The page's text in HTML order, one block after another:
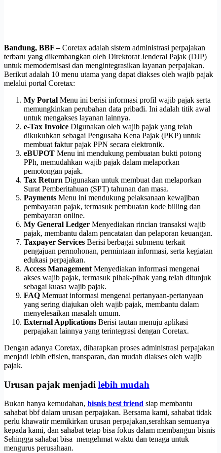
Bandung, BBF –Coretax adalah sistem administrasi perpajakan
terbaru yang dikembangkan oleh Direktorat Jenderal Pajak (DJP)
untuk memodernisasi dan mengintegrasikan layanan perpajakan.
Berikut adalah 10 menu utama yang dapat diakses oleh wajib pajak
melalui portal Coretax:
My Portal Menu ini berisi informasi profil wajib pajak serta
memungkinkan perubahan data pribadi. Ini adalah titik awal
untuk mengakses layanan lainnya.
e-Tax Invoice Digunakan oleh wajib pajak yang telah
dikukuhkan sebagai Pengusaha Kena Pajak (PKP) untuk
membuat faktur pajak PPN secara elektronik.
eBUPOT Menu ini mendukung pembuatan bukti potong
PPh, memudahkan wajib pajak dalam melaporkan
pemotongan pajak.
Tax Return Digunakan untuk membuat dan melaporkan
Surat Pemberitahuan (SPT) tahunan dan masa.
Payments Menu ini mendukung pelaksanaan kewajiban
pembayaran pajak, termasuk pembuatan kode billing dan
pembayaran online.
My General Ledger Menyediakan rincian transaksi wajib
pajak, membantu dalam pencatatan dan pelaporan keuangan.
Taxpayer Services Berisi berbagai submenu terkait
pengajuan permohonan, permintaan informasi, serta kegiatan
edukasi perpajakan.
Access Management Menyediakan informasi mengenai
akses wajib pajak, termasuk pihak-pihak yang telah ditunjuk
sebagai kuasa wajib pajak.
FAQ Memuat informasi mengenai pertanyaan-pertanyaan
yang sering diajukan oleh wajib pajak, membantu dalam
menyelesaikan masalah umum.
External Applications Berisi tautan menuju aplikasi
perpajakan lainnya yang terintegrasi dengan Coretax.
Dengan adanya Coretax, diharapkan proses administrasi perpajakan
menjadi lebih efisien, transparan, dan mudah diakses oleh wajib
pajak.
Urusan pajak menjadi lebih mudah
Bukan hanya kemudahan, bisnis best friend siap membantu
sahabat bbf dalam urusan perpajakan. Bersama kami, sahabat tidak
perlu khawatir memikirkan urusan perpajakan,serahkan semuanya
kepada kami, dan sahabat tetap bisa fokus dalam membangun bisnis
Sehingga sahabat bisa mengehmat waktu dan tenaga untuk
mengurus perusahaan.